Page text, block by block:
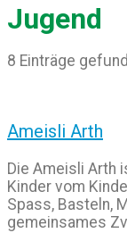
Jugend
8 Einträge
Ameisli Arth
Die Ameisli Arth
Kinder vom
Spass, Basteln,
gemeinsames